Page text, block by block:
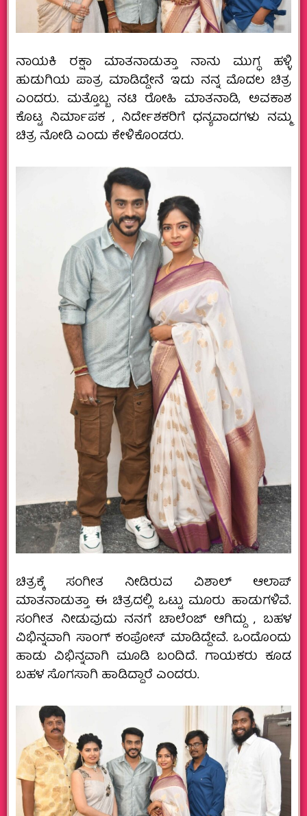
ನಾಯಕಿ ರಕ್ಷಾ ಮಾತನಾಡುತ್ತಾ ನಾನು ಮುಗ್ಧ ಹಳ್ಳಿ
ಹುಡುಗಿಯ ಪಾತ್ರ ಮಾಡಿದ್ದೇನೆ ಇದು ನನ್ನ ಮೊದಲ ಚಿತ್ರ
ಎಂದರು. ಮತ್ತೊಬ್ಬ ನಟಿ ರೋಹಿ ಮಾತನಾಡಿ, ಅವಕಾಶ
ಕೊಟ್ಟ ನಿರ್ಮಾಪಕ , ನಿರ್ದೇಶಕರಿಗೆ ಧನ್ಯವಾದಗಳು ನಮ್ಮ
ಚಿತ್ರ ನೋಡಿ ಎಂದು ಕೇಳಿಕೊಂಡರು.
ಚಿತ್ರಕ್ಕೆ ಸಂಗೀತ ನೀಡಿರುವ ವಿಶಾಲ್ ಆಲಾಪ್
ಮಾತನಾಡುತ್ತಾ ಈ ಚಿತ್ರದಲ್ಲಿ ಒಟ್ಟು ಮೂರು ಹಾಡುಗಳಿವೆ.
ಸಂಗೀತ ನೀಡುವುದು ನನಗೆ ಚಾಲೆಂಜ್ ಆಗಿದ್ದು , ಬಹಳ
ವಿಭಿನ್ನವಾಗಿ ಸಾಂಗ್ ಕಂಪೋಸ್ ಮಾಡಿದ್ದೇವೆ. ಒಂದೊಂದು
ಹಾಡು ವಿಭಿನ್ನವಾಗಿ ಮೂಡಿ ಬಂದಿದೆ. ಗಾಯಕರು ಕೂಡ
ಬಹಳ ಸೊಗಸಾಗಿ ಹಾಡಿದ್ದಾರೆ ಎಂದರು.